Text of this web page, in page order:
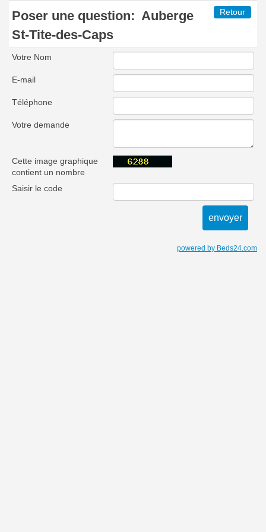
Retour
Poser une question: Auberge
St-Tite-des-Caps
Votre Nom
E-mail
Téléphone
Votre demande
Cette image graphique
contient un nombre
Saisir le code
powered by Beds24.com